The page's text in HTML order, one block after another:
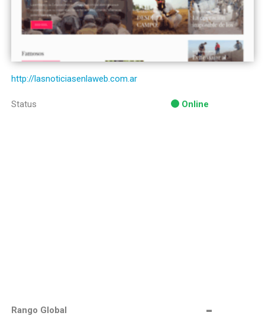
http://lasnoticiasenlaweb.com.ar
Status Online
Rango Global -